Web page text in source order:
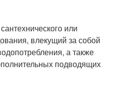
или
влекущий за собой
а также
подводящих